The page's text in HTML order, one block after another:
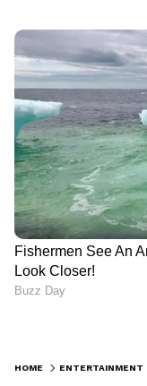
HOME ENTERTAINMENT